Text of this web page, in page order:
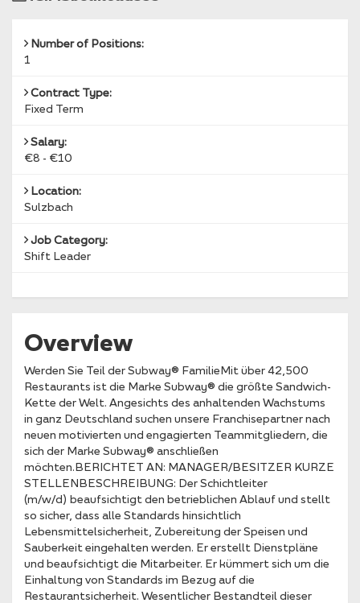
Number of Positions:
1
Contract Type:
Fixed Term
Salary:
€8 - €10
Location:
Sulzbach
Job Category:
Shift Leader
Overview
Werden Sie Teil der Subway® FamilieMit über 42,500
Restaurants ist die Marke Subway® die größte Sandwich-
Kette der Welt. Angesichts des anhaltenden Wachstums
in ganz Deutschland suchen unsere Franchisepartner nach
neuen motivierten und engagierten Teammitgliedern, die
sich der Marke Subway® anschließen
möchten.BERICHTET AN: MANAGER/BESITZER KURZE
STELLENBESCHREIBUNG: Der Schichtleiter
(m/w/d) beaufsichtigt den betrieblichen Ablauf und stellt
so sicher, dass alle Standards hinsichtlich
Lebensmittelsicherheit, Zubereitung der Speisen und
Sauberkeit eingehalten werden. Er erstellt Dienstpläne
und beaufsichtigt die Mitarbeiter. Er kümmert sich um die
Einhaltung von Standards im Bezug auf die
Restaurantsicherheit. Wesentlicher Bestandteil dieser